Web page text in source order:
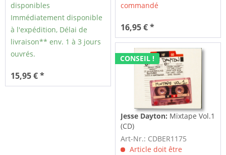
disponibles
Immédiatement disponible
à l'expédition, Délai de
livraison** env. 1 à 3 jours
ouvrés.
15,95 € *
commandé
16,95 € *
CONSEIL !
Jesse Dayton: Mixtape Vol.1
(CD)
Art-Nr.: CDBER1175
Article doit être